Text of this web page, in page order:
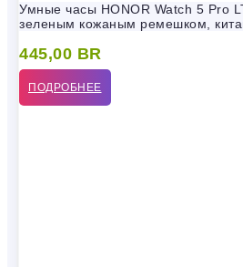
Умные часы HONOR Watch 5 Pro
зеленым кожаным ремешком,
445,00 BR
ПОДРОБНЕЕ